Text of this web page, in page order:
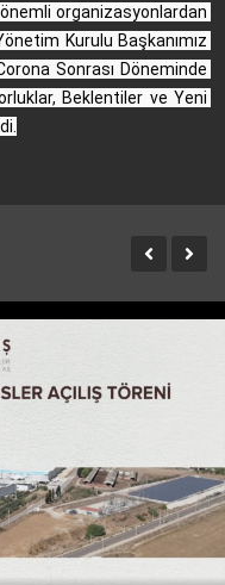
organizasyonlardan
Kurulu Başkanımız
Sonrası Döneminde
Beklentiler ve Yeni